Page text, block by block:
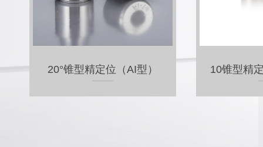
4°锥型精定位（Av型） 10°锥型